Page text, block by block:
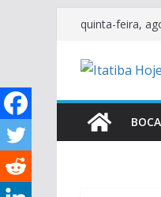
Pularquinta-feira,